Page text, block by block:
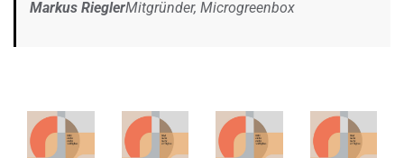
Markus RieglerMitgründer, Microgreenbox